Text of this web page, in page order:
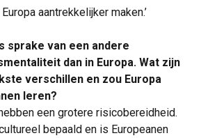
aantrekkelijker maken.’
sprake van een andere
dan in Europa. Wat zijn
verschillen en zou Europa
leren?
een grotere risicobereidheid.
bepaald en is Europeanen